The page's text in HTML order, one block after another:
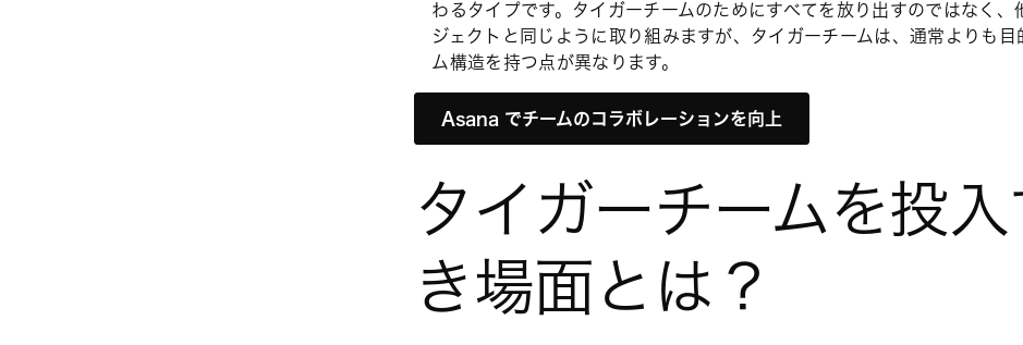
わるタイプです。タイガーチームのためにすべてを放り出すのではなく、
ジェクトと同じように取り組みますが、タイガーチームは、通常よりも目
ム構造を持つ点が異なります。
Asana でチームのコラボレーションを向上
タイガーチームを投入
き場面とは？